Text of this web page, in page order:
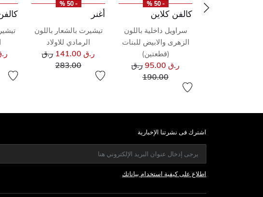
- 50 %
كالفن كلاين
سراويل داخلية باللون
الزهرى والابيض للبنات
(قطعتين)
ر.ق 95.00 سعر مخفض من
ر.ق
190.00إلى
- 50 %
أغنر
تيشيرت بالشعار باللون
الرمادي للاولاد
ر.ق 141.00 سعر مخفض من
ر.ق
283.00إلى
ر.ق
اشترك فى نشرتنا الإخبارية
اطلاع على كيفية استخدام بياناتك